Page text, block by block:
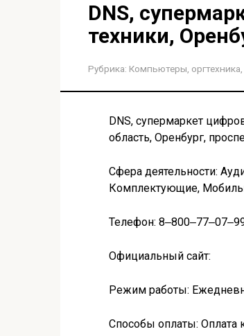
DNS,
техники,
Рубрика: Компьютеры,
DNS, супермаркет
область, Оренбург,
Сфера деятельности:
Комплектующие,
Телефон:
Официальный сайт:
Режим работы:
Способы оплаты: Оплата